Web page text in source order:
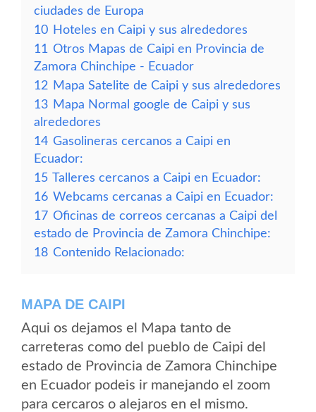
ciudades de Europa
10 Hoteles en Caipi y sus alrededores
11 Otros Mapas de Caipi en Provincia de
Zamora Chinchipe - Ecuador
12 Mapa Satelite de Caipi y sus alrededores
13 Mapa Normal google de Caipi y sus
alrededores
14 Gasolineras cercanos a Caipi en
Ecuador:
15 Talleres cercanos a Caipi en Ecuador:
16 Webcams cercanas a Caipi en Ecuador:
17 Oficinas de correos cercanas a Caipi del
estado de Provincia de Zamora Chinchipe:
18 Contenido Relacionado:
MAPA DE CAIPI
Aqui os dejamos el Mapa tanto de
carreteras como del pueblo de Caipi del
estado de Provincia de Zamora Chinchipe
en Ecuador podeis ir manejando el zoom
para cercaros o alejaros en el mismo.